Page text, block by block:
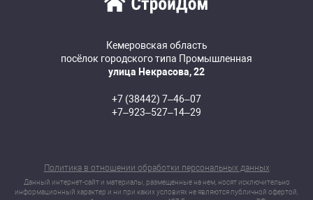
Кемеровская область
посёлок городского типа Промышленная
улица Некрасова, 22
+7 (38442) 7‒46‒07
+7‒923‒527‒14‒29
Политика в отношении обработки персональных данных
Данный интернет-сайт и материалы, размещенные на нем, носят исключительно
информационный характер и ни при каких условиях не являются публичной офертой,